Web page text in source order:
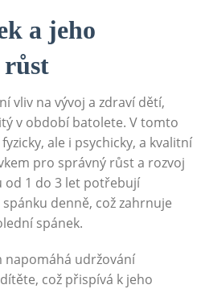
a jeho
růst
vliv na vývoj a zdraví dětí,
v období batolete. V tomto
ale i psychicky, a kvalitní
pro správný růst a rozvoj
od 1 do 3 let potřebují
denně, což zahrnuje
spánek.
napomáhá udržování
což přispívá k jeho